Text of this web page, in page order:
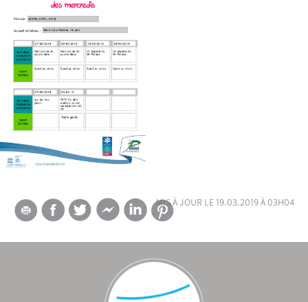
mis à jour le 19.03.2019 à 03h04